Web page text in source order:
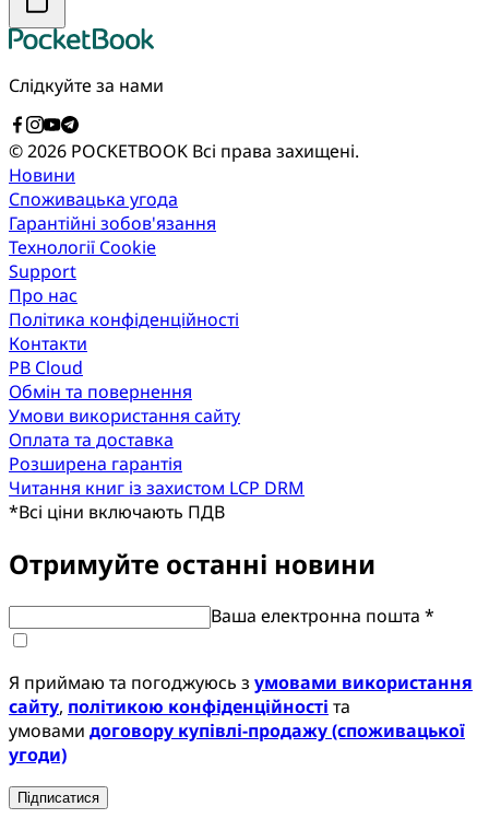
Слідкуйте за нами
© 2026 POCKETBOOK Всі права захищені.
Новини
Споживацька угода
Гарантійні зобов'язання
Технології Cookie
Support
Про нас
Політика конфіденційності
Контакти
PB Cloud
Обмін та повернення
Умови використання сайту
Оплата та доставка
Розширена гарантія
Читання книг із захистом LCP DRM
*Всі ціни включають ПДВ
Отримуйте останні новини
Ваша електронна пошта *
Я приймаю та погоджуюсь з умовами використання
сайту, політикою конфіденційності та
умовами договору купівлі-продажу (споживацької
угоди)
Підписатися